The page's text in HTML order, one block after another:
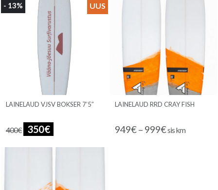
- 13%
LAINELAUD VJSV BOKSER 7’5″
400€ 350€
LAINELAUD RRD CRAY FISH
949€– 999€Price
sis km